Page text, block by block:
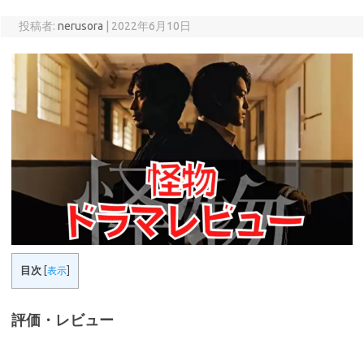
投稿者: nerusora 2022年6月10日
目次 表示
評価・レビュー